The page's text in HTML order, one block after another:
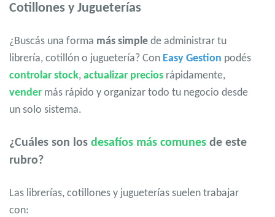
Cotillones y Jugueterías
¿Buscás una forma más simple de administrar tu
librería, cotillón o juguetería? Con Easy Gestion podés
controlar stock, actualizar precios rápidamente,
vender más rápido y organizar todo tu negocio desde
un solo sistema.
¿Cuáles son los desafíos más comunes de este
rubro?
Las librerías, cotillones y jugueterías suelen trabajar
con: